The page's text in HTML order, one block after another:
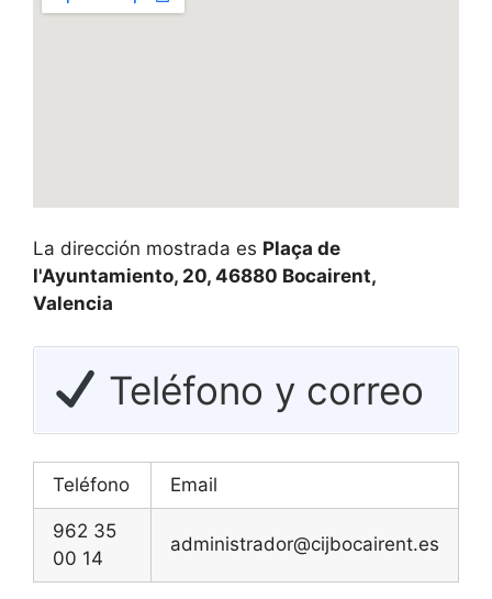
La dirección mostrada es Plaça de
l'Ayuntamiento, 20, 46880 Bocairent,
Valencia
Teléfono y correo
Teléfono Email
962 35
00 14
administrador@cijbocairent.es